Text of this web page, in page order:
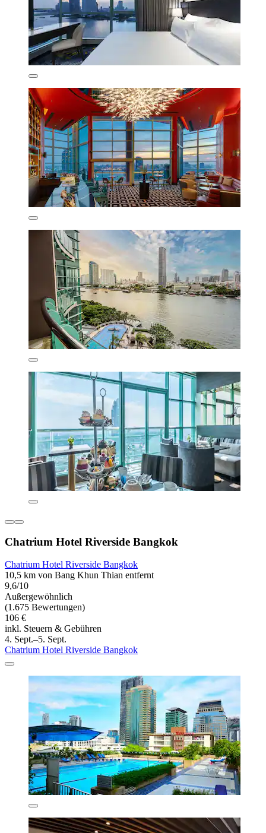
Chatrium Hotel Riverside Bangkok
Chatrium Hotel Riverside Bangkok
10,5 km von Bang Khun Thian entfernt
9,6/10
Außergewöhnlich
(1.675 Bewertungen)
106 €
inkl. Steuern & Gebühren
4. Sept.–5. Sept.
Chatrium Hotel Riverside Bangkok